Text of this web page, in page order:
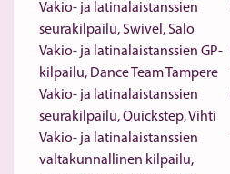
Vakio- ja latinalaistanssien
seurakilpailu, Swivel, Salo
Vakio- ja latinalaistanssien GP-
kilpailu, Dance Team Tampere
Vakio- ja latinalaistanssien
seurakilpailu, Quickstep, Vihti
Vakio- ja latinalaistanssien
valtakunnallinen kilpailu,